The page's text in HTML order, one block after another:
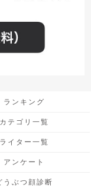
ランキング
カテゴリ一覧
ライター一覧
アンケート
うぶつ顔診断